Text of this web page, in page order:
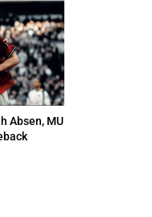
Absen, MU